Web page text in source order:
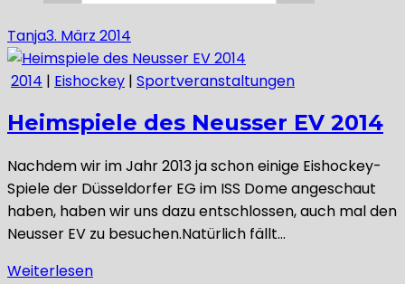
Tanja3. März 2014
2014 | Eishockey | Sportveranstaltungen
Heimspiele des Neusser EV 2014
Nachdem wir im Jahr 2013 ja schon einige Eishockey-
Spiele der Düsseldorfer EG im ISS Dome angeschaut
haben, haben wir uns dazu entschlossen, auch mal den
Neusser EV zu besuchen.Natürlich fällt…
Weiterlesen